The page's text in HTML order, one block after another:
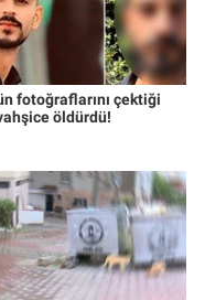
fotoğraflarını çektiği
öldürdü!